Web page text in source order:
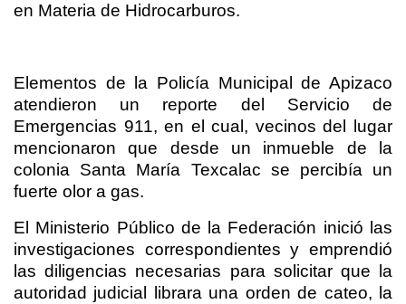
en Materia de Hidrocarburos.
Elementos de la Policía Municipal de Apizaco
atendieron un reporte del Servicio de
Emergencias 911, en el cual, vecinos del lugar
mencionaron que desde un inmueble de la
colonia Santa María Texcalac se percibía un
fuerte olor a gas.
El Ministerio Público de la Federación inició las
investigaciones correspondientes y emprendió
las diligencias necesarias para solicitar que la
autoridad judicial librara una orden de cateo, la